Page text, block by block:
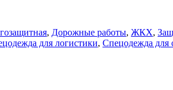
, Дорожные работы, ЖКХ,
для логистики, Спецодежда для